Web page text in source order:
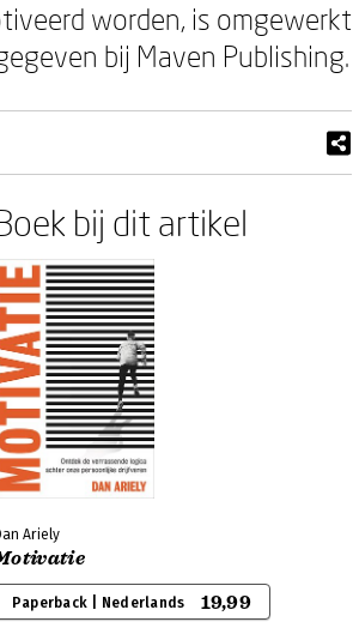
worden, is omgewerkt
bij Maven Publishing.
bij dit artikel
Ariely
Paperback | Nederlands 19,99